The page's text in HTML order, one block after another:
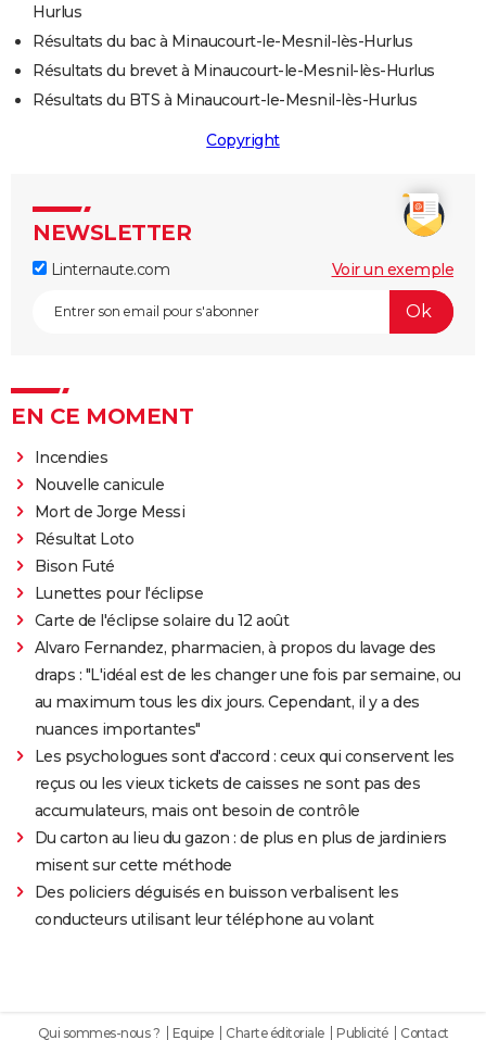
Hurlus
Résultats du bac à Minaucourt-le-Mesnil-lès-Hurlus
Résultats du brevet à Minaucourt-le-Mesnil-lès-Hurlus
Résultats du BTS à Minaucourt-le-Mesnil-lès-Hurlus
Copyright
NEWSLETTER
Linternaute.com Voir un exemple
EN CE MOMENT
Incendies
Nouvelle canicule
Mort de Jorge Messi
Résultat Loto
Bison Futé
Lunettes pour l'éclipse
Carte de l'éclipse solaire du 12 août
Alvaro Fernandez, pharmacien, à propos du lavage des
draps : "L'idéal est de les changer une fois par semaine, ou
au maximum tous les dix jours. Cependant, il y a des
nuances importantes"
Les psychologues sont d'accord : ceux qui conservent les
reçus ou les vieux tickets de caisses ne sont pas des
accumulateurs, mais ont besoin de contrôle
Du carton au lieu du gazon : de plus en plus de jardiniers
misent sur cette méthode
Des policiers déguisés en buisson verbalisent les
conducteurs utilisant leur téléphone au volant
Qui sommes-nous ? Equipe Charte éditoriale Publicité Contact